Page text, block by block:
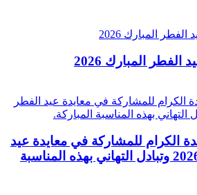
الفطر المبارك 2026
الكرام للمشاركة في معايدة عيد
الفطر السعيد 2026 وتبادل التهاني بهذه المناسبة